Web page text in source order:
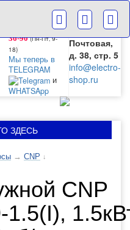
36-90(Пн-Пт‚ 9-
18)
Мы теперь в
TELEGRAM
и
WHATSApp
Большая
Почтовая,
д. 38, стр. 5
info@electro-
shop.ru
ЗДЕСЬ
→ CNP ↓
CNP